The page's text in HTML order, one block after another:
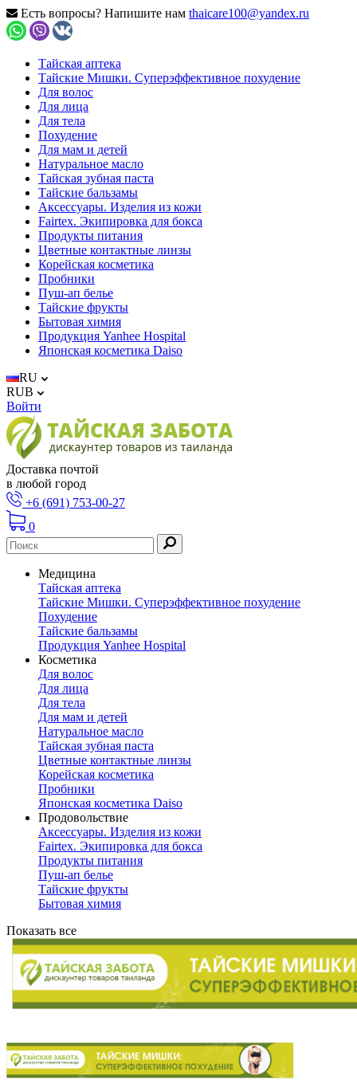
Есть вопросы? Напишите нам thaicare100@yandex.ru
Тайская аптека
Тайские Мишки. Суперэффективное похудение
Для волос
Для лица
Для тела
Похудение
Для мам и детей
Натуральное масло
Тайская зубная паста
Тайские бальзамы
Аксессуары. Изделия из кожи
Fairtex. Экипировка для бокса
Продукты питания
Цветные контактные линзы
Корейская косметика
Пробники
Пуш-ап белье
Тайские фрукты
Бытовая химия
Продукция Yanhee Hospital
Японская косметика Daiso
RU
RUB
Войти
Доставка почтой
в любой город
+6 (691) 753-00-27
0
Медицина
Тайская аптека
Тайские Мишки. Суперэффективное похудение
Похудение
Тайские бальзамы
Продукция Yanhee Hospital
Косметика
Для волос
Для лица
Для тела
Для мам и детей
Натуральное масло
Тайская зубная паста
Цветные контактные линзы
Корейская косметика
Пробники
Японская косметика Daiso
Продовольствие
Аксессуары. Изделия из кожи
Fairtex. Экипировка для бокса
Продукты питания
Пуш-ап белье
Тайские фрукты
Бытовая химия
Показать все